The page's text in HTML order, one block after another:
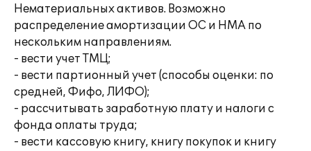
Нематериальных активов. Возможно
распределение амортизации ОС и НМА по
нескольким направлениям.
- вести учет ТМЦ;
- вести партионный учет (способы оценки: по
средней, Фифо, ЛИФО);
- рассчитывать заработную плату и налоги с
фонда оплаты труда;
- вести кассовую книгу, книгу покупок и книгу